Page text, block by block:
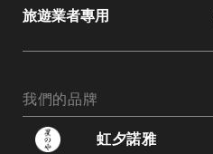
旅遊業者專用
我們的品牌
虹夕諾雅